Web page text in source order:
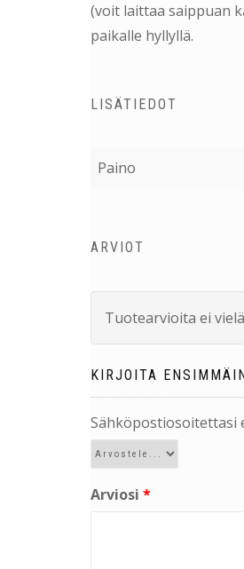
(voit laittaa saippuan
paikalle hyllyllä.
LISÄTIEDOT
Paino
ARVIOT
Tuotearvioita ei
KIRJOITA
Sähköpostiosoitettasi
Arviosi *